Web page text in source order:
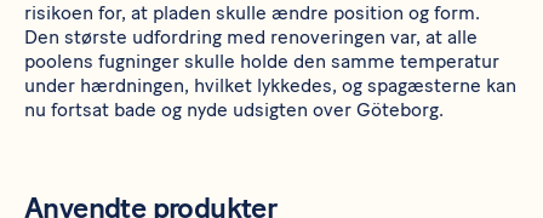
risikoen for, at pladen skulle ændre position og form.
Den største udfordring med renoveringen var, at alle
poolens fugninger skulle holde den samme temperatur
under hærdningen, hvilket lykkedes, og spagæsterne kan
nu fortsat bade og nyde udsigten over Göteborg.
Anvendte produkter